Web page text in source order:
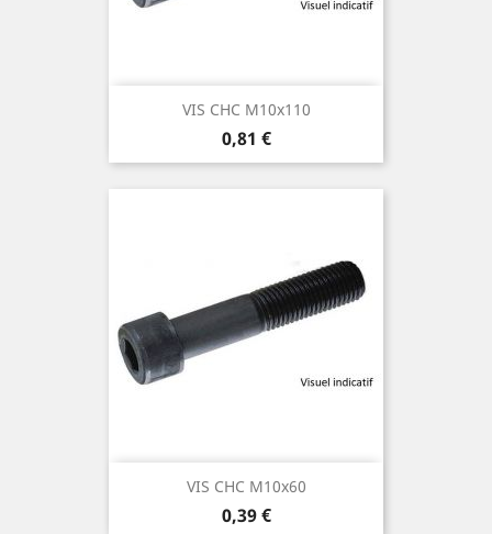
VIS CHC M10x110
Prix
0,81 €
VIS CHC M10x60
Prix
0,39 €